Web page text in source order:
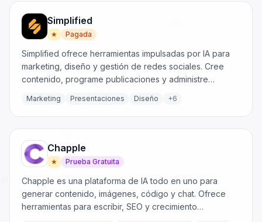
Simplified
★ Pagada
Simplified ofrece herramientas impulsadas por IA para
marketing, diseño y gestión de redes sociales. Cree
contenido, programe publicaciones y administre
Marketing Presentaciones Diseño +6
Chapple
★ Prueba Gratuita
Chapple es una plataforma de IA todo en uno para
generar contenido, imágenes, código y chat. Ofrece
herramientas para escribir, SEO y crecimiento